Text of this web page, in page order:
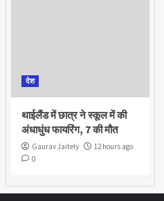
देश
थाईलैंड में छात्र ने स्कूल में की
अंधाधुंध फायरिंग, 7 की मौत
Gaurav Jaitely
12 hours ago
0